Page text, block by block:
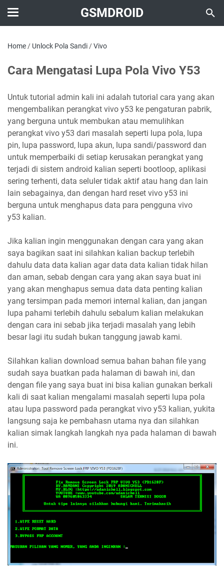
GSMDROID
Home / Unlock Pola Sandi /Vivo
Cara Mengatasi Lupa Pola Vivo Y53
Untuk tutorial admin kali ini adalah tutorial cara yang akan
mengembalikan perangkat vivo y53 ke pengaturan pabrik,
yang berguna untuk membukan atau memulihkan
perangkat vivo y53 dari masalah seperti lupa pola, lupa
pin, lupa password, lupa akun, lupa sandi/password dan
untuk memperbaiki di setiap kerusakan perangkat yang
terjadi di sistem android kalian seperti bootloop, aplikasi
sering terhenti, data seluler tidak aktif atau hang dan lain
lain sebagainya, dan dengan hard reset vivo y53 ini
berguna untuk menghapus data para pengguna vivo
y53 kalian.
Jika kalian ingin menggunakan dengan cara yang akan
saya bagikan saat ini silahkan kalian backup terlebih
dahulu data data kalian agar data data kalian tidak hilan
dan aman, sebab dengan cara yang akan saya buat ini
yang akan menghapus semua data data penting kalian
yang tersimpan pada memori internal kalian, dan jangan
lupa pahami terlebih dahulu sebalum kalian melakukan
dengan cara ini sebab jika terjadi masalah yang lebih
besar lagi itu sudah bukan tanggung jawab kami.
Silahkan kalian download semua bahan bahan file yang
sudah saya buatkan pada halaman di bawah ini, dan
dengan file yang saya buat ini bisa kalian gunakan berkali
kali di saat kalian mengalami masalah seperti lupa pola
atau lupa password pada perangkat vivo y53 kalian, yukita
langsung saja ke pembahasn utama nya dan silahkan
kalian simak langkah langkah nya pada halaman di bawah
ini.